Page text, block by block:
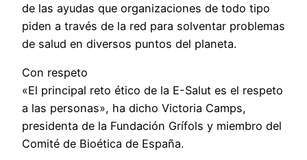
de las ayudas que organizaciones de todo tipo
piden a través de la red para solventar problemas
de salud en diversos puntos del planeta.
Con respeto
«El principal reto ético de la E-Salut es el respeto
a las personas», ha dicho Victoria Camps,
presidenta de la Fundación Grífols y miembro del
Comité de Bioética de España.